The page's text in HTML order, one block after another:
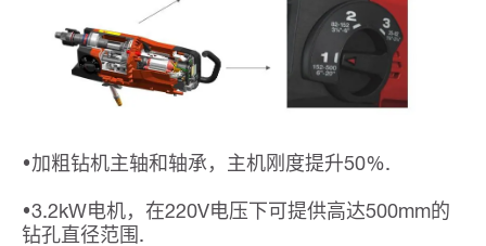
•加粗钻机主轴和轴承，主机刚度提升50%.
•3.2kW电机，在220V电压下可提供高达500mm的
钻孔直径范围.